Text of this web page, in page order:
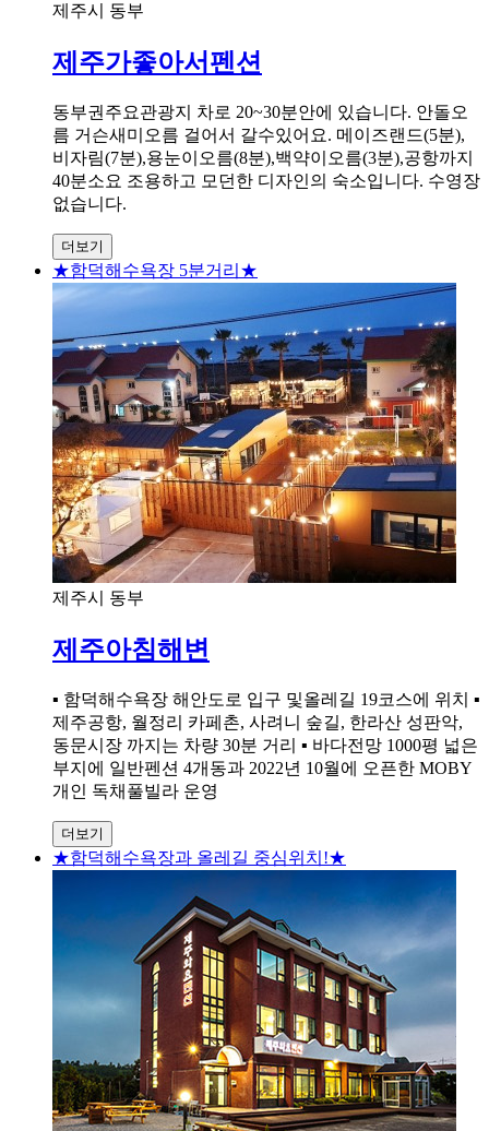
제주시 동부
제주가좋아서펜션
동부권주요관광지 차로 20~30분안에 있습니다. 안돌오
름 거슨새미오름 걸어서 갈수있어요. 메이즈랜드(5분),
비자림(7분),용눈이오름(8분),백약이오름(3분),공항까지
40분소요 조용하고 모던한 디자인의 숙소입니다. 수영장
없습니다.
더보기
★함덕해수욕장 5분거리★
제주시 동부
제주아침해변
▪ 함덕해수욕장 해안도로 입구 및올레길 19코스에 위치 ▪
제주공항, 월정리 카페촌, 사려니 숲길, 한라산 성판악,
동문시장 까지는 차량 30분 거리 ▪ 바다전망 1000평 넓은
부지에 일반펜션 4개동과 2022년 10월에 오픈한 MOBY
개인 독채풀빌라 운영
더보기
★함덕해수욕장과 올레길 중심위치!★